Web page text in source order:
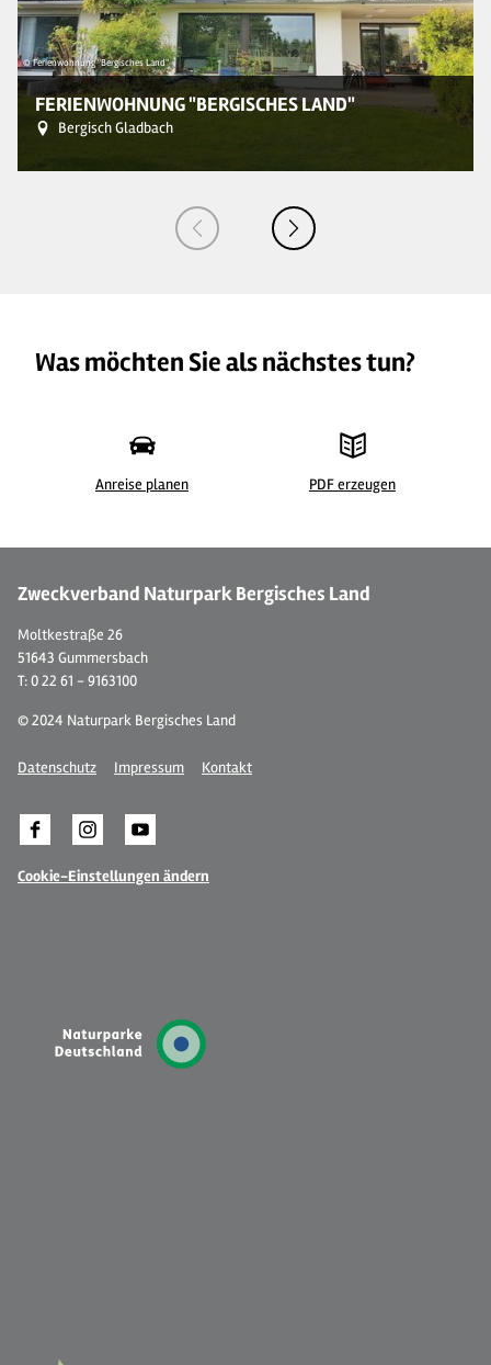
© Ferienwohnung "Bergisches Land"
FERIENWOHNUNG "BERGISCHES LAND"
Bergisch Gladbach
Was möchten Sie als nächstes tun?
Anreise planen PDF erzeugen
Zweckverband Naturpark Bergisches Land
Moltkestraße 26
51643 Gummersbach
T: 0 22 61 - 9163100
© 2024 Naturpark Bergisches Land
Datenschutz Impressum Kontakt
Cookie-Einstellungen ändern